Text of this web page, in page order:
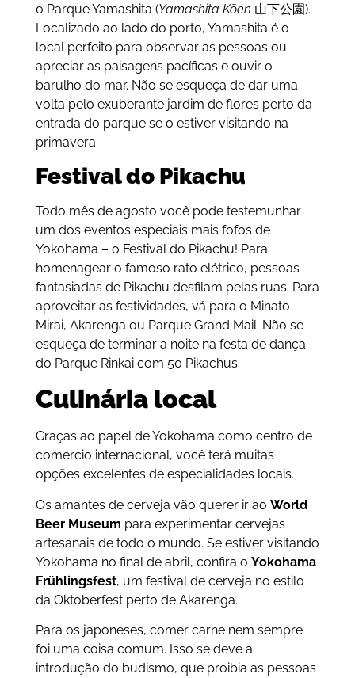
o Parque Yamashita (Yamashita Kōen 山下公園).
Localizado ao lado do porto, Yamashita é o
local perfeito para observar as pessoas ou
apreciar as paisagens pacíficas e ouvir o
barulho do mar. Não se esqueça de dar uma
volta pelo exuberante jardim de flores perto da
entrada do parque se o estiver visitando na
primavera.
Festival do Pikachu
Todo mês de agosto você pode testemunhar
um dos eventos especiais mais fofos de
Yokohama – o Festival do Pikachu! Para
homenagear o famoso rato elétrico, pessoas
fantasiadas de Pikachu desfilam pelas ruas. Para
aproveitar as festividades, vá para o Minato
Mirai, Akarenga ou Parque Grand Mail. Não se
esqueça de terminar a noite na festa de dança
do Parque Rinkai com 50 Pikachus.
Culinária local
Graças ao papel de Yokohama como centro de
comércio internacional, você terá muitas
opções excelentes de especialidades locais.
Os amantes de cerveja vão querer ir ao World
Beer Museum para experimentar cervejas
artesanais de todo o mundo. Se estiver visitando
Yokohama no final de abril, confira o Yokohama
Frühlingsfest, um festival de cerveja no estilo
da Oktoberfest perto de Akarenga.
Para os japoneses, comer carne nem sempre
foi uma coisa comum. Isso se deve a
introdução do budismo, que proibia as pessoas